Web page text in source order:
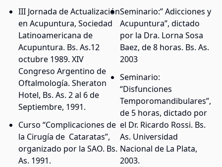
III Jornada de Actualización
en Acupuntura, Sociedad
Latinoamericana de
Acupuntura. Bs. As.12
octubre 1989. XIV
Congreso Argentino de
Oftalmología. Sheraton
Hotel, Bs. As. 2 al 6 de
Septiembre, 1991.
Curso “Complicaciones de
la Cirugía de Cataratas”,
organizado por la SAO. Bs.
As. 1991.
Seminario:” Adicciones y
Acupuntura”, dictado
por la Dra. Lorna Sosa
Baez, de 8 horas. Bs. As.
2003
Seminario:
“Disfunciones
Temporomandibulares”,
de 5 horas, dictado por
el Dr. Ricardo Rossi. Bs.
As. Universidad
Nacional de La Plata,
2003.